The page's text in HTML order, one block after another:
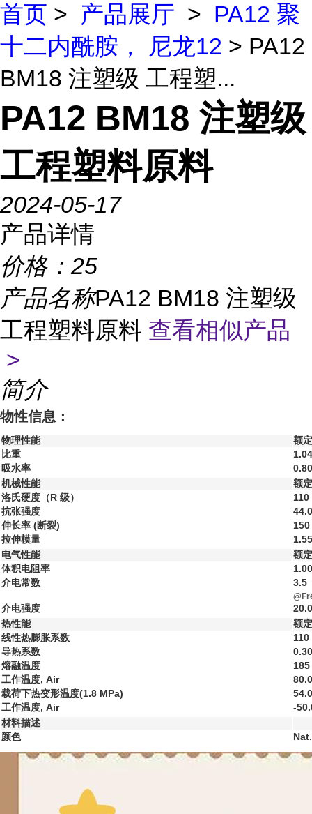
首页 > 产品展厅 > PA12 聚
十二内酰胺， 尼龙12 > PA12
BM18 注塑级 工程塑...
PA12 BM18 注塑级
工程塑料原料
2024-05-17
产品详情
价格： 25
产品名称PA12 BM18 注塑级
工程塑料原料 查看相似产品
>
简介
物性信息：
物理性能
额
比重
吸水率
机械性能
额
洛氏硬度（R 级）
110
抗张强度
伸长率 (断裂)
150
拉伸模量
电气性能
额
体积电阻率
介电常数
3.5
介电强度
热性能
额
线性热膨胀系数
110
导热系数
熔融温度
185
工作温度, Air
载荷下热变形温度(1.8 MPa)
工作温度, Air
-
材料描述
颜色
Nat.